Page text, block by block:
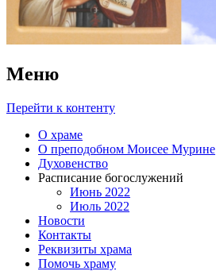
Меню
Перейти к контенту
О храме
О преподобном Моисее Мурине
Духовенство
Расписание богослужений
Июнь 2022
Июль 2022
Новости
Контакты
Реквизиты храма
Помочь храму